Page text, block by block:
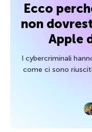
Ecco
non
Apple
I cybercriminali
come ci sono